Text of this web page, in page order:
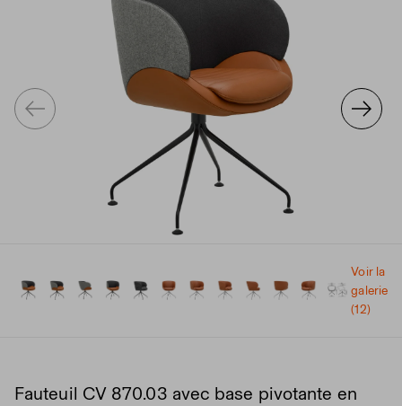
Voir la
galerie
(12)
Fauteuil CV 870.03 avec base pivotante en